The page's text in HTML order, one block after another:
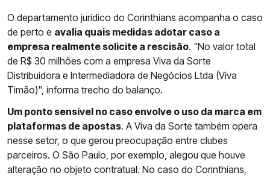
O departamento jurídico do Corinthians acompanha o caso
de perto e avalia quais medidas adotar caso a
empresa realmente solicite a rescisão. "No valor total
de R$ 30 milhões com a empresa Viva da Sorte
Distribuidora e Intermediadora de Negócios Ltda (Viva
Timão)", informa trecho do balanço.
Um ponto sensível no caso envolve o uso da marca em
plataformas de apostas. A Viva da Sorte também opera
nesse setor, o que gerou preocupação entre clubes
parceiros. O São Paulo, por exemplo, alegou que houve
alteração no objeto contratual. No caso do Corinthians,